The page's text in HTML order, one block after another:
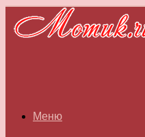
Меню